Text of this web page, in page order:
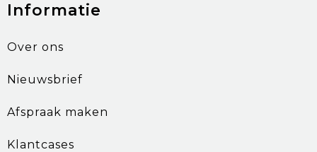
Informatie
Over ons
Nieuwsbrief
Afspraak maken
Klantcases